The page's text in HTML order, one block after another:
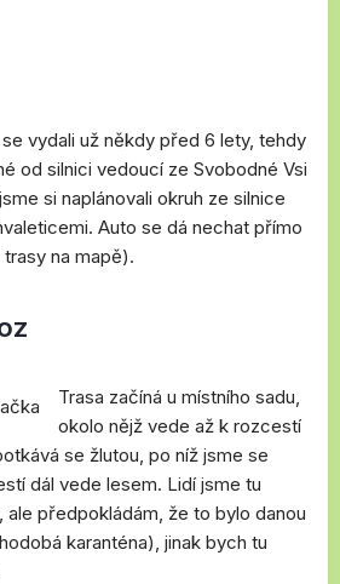
vydali už někdy před 6 lety, tehdy
od silnici vedoucí ze Svobodné Vsi
si naplánovali okruh ze silnice
Auto se dá nechat přímo
na mapě).
Trasa začíná u místního sadu,
okolo nějž vede až k rozcestí
se žlutou, po níž jsme se
dál vede lesem. Lidí jsme tu
předpokládám, že to bylo danou
karanténa), jinak bych tu